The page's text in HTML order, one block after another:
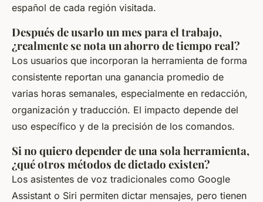
español de cada región visitada.
Después de usarlo un mes para el trabajo,
¿realmente se nota un ahorro de tiempo real?
Los usuarios que incorporan la herramienta de forma
consistente reportan una ganancia promedio de
varias horas semanales, especialmente en redacción,
organización y traducción. El impacto depende del
uso específico y de la precisión de los comandos.
Si no quiero depender de una sola herramienta,
¿qué otros métodos de dictado existen?
Los asistentes de voz tradicionales como Google
Assistant o Siri permiten dictar mensajes, pero tienen